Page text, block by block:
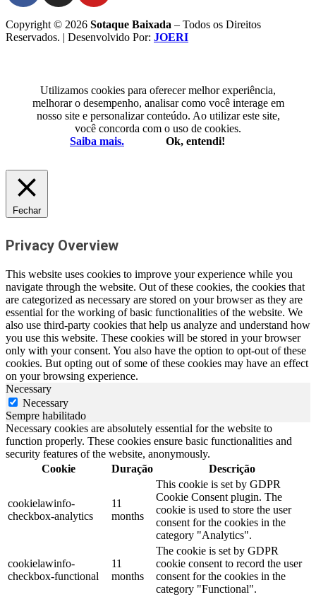
Copyright © 2026 Sotaque Baixada – Todos os Direitos
Reservados. | Desenvolvido Por: JOERI
Utilizamos cookies para oferecer melhor experiência,
melhorar o desempenho, analisar como você interage em
nosso site e personalizar conteúdo. Ao utilizar este site,
você concorda com o uso de cookies.
Saiba mais.
Ok, entendi!
Fechar
Privacy Overview
This website uses cookies to improve your experience while you
navigate through the website. Out of these cookies, the cookies that
are categorized as necessary are stored on your browser as they are
essential for the working of basic functionalities of the website. We
also use third-party cookies that help us analyze and understand how
you use this website. These cookies will be stored in your browser
only with your consent. You also have the option to opt-out of these
cookies. But opting out of some of these cookies may have an effect
on your browsing experience.
Necessary
Necessary
Sempre habilitado
Necessary cookies are absolutely essential for the website to
function properly. These cookies ensure basic functionalities and
security features of the website, anonymously.
Cookie
Duração Descrição
cookielawinfo-
checkbox-analytics
11
months
This cookie is set by GDPR
Cookie Consent plugin. The
cookie is used to store the user
consent for the cookies in the
category "Analytics".
cookielawinfo-
checkbox-functional
11
months
The cookie is set by GDPR
cookie consent to record the user
consent for the cookies in the
category "Functional".